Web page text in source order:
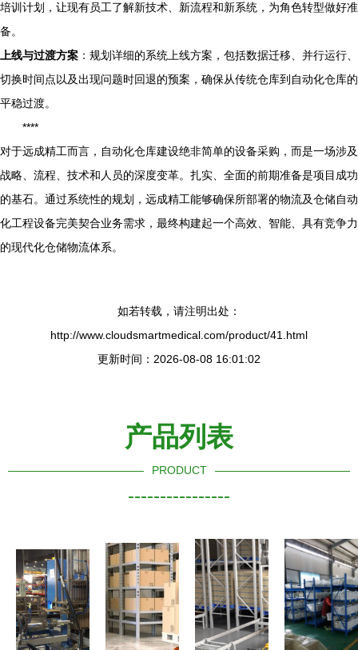
培训计划，让现有员工了解新技术、新流程和新系统，为角色转型做好准
备。
上线与过渡方案 ：规划详细的系统上线方案，包括数据迁移、并行运行、
切换时间点以及出现问题时回退的预案，确保从传统仓库到自动化仓库的
平稳过渡。
****
对于远成精工而言，自动化仓库建设绝非简单的设备采购，而是一场涉及
战略、流程、技术和人员的深度变革。扎实、全面的前期准备是项目成功
的基石。通过系统性的规划，远成精工能够确保所部署的物流及仓储自动
化工程设备完美契合业务需求，最终构建起一个高效、智能、具有竞争力
的现代化仓储物流体系。
如若转载，请注明出处：
http://www.cloudsmartmedical.com/product/41.html
更新时间：2026-08-08 16:01:02
产品列表
PRODUCT
----------------